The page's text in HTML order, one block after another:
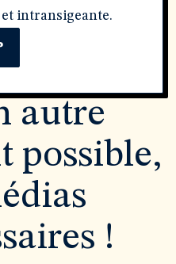
intransigeante.
autre
possible,
!